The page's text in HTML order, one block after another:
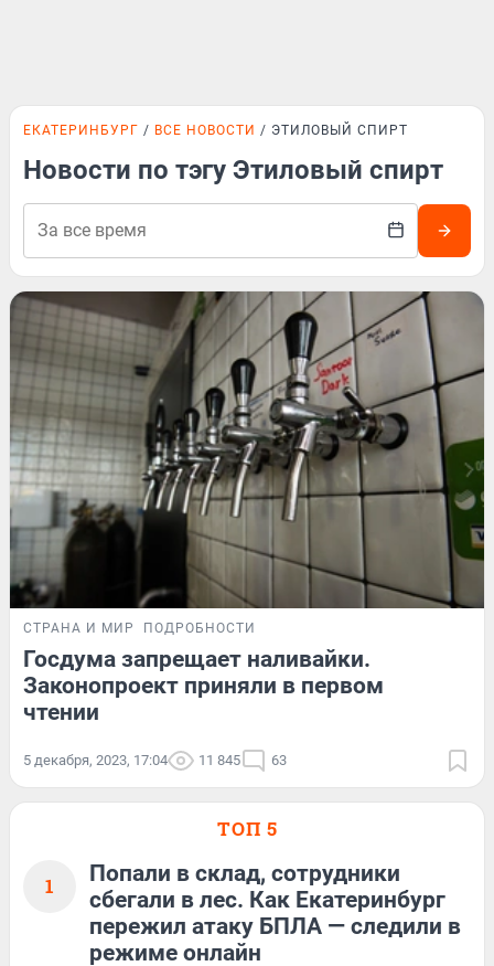
ЕКАТЕРИНБУРГ ВСЕ НОВОСТИ ЭТИЛОВЫЙ СПИРТ
Новости по тэгу Этиловый спирт
СТРАНА И МИР ПОДРОБНОСТИ
Госдума запрещает наливайки.
Законопроект приняли в первом
чтении
5 декабря, 2023, 17:04 11 845 63
ТОП 5
1
Попали в склад, сотрудники
сбегали в лес. Как Екатеринбург
пережил атаку БПЛА — следили в
режиме онлайн